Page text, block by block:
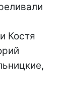
Костя